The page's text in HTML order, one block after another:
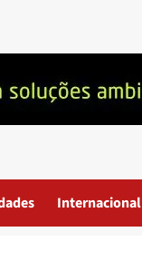
Internacional